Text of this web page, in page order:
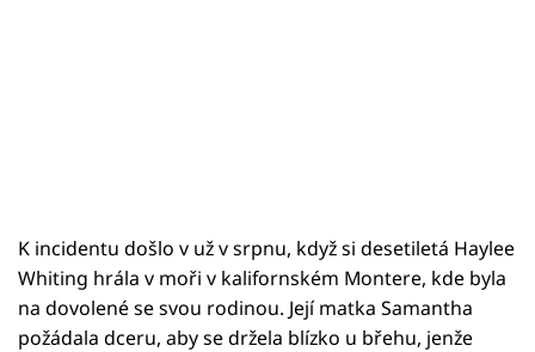
K incidentu došlo v už v srpnu, když si desetiletá Haylee
Whiting hrála v moři v kalifornském Montere, kde byla
na dovolené se svou rodinou. Její matka Samantha
požádala dceru, aby se držela blízko u břehu, jenže